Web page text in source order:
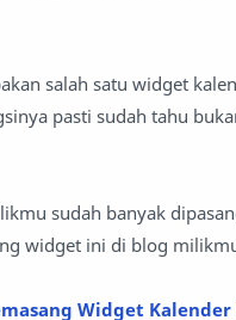
salah satu widget
pasti sudah tahu
sudah banyak
widget ini di blog
Widget